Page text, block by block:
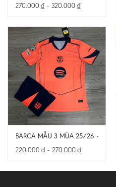
270.000₫ – 320.000₫Khoảng
giá:
đến
320.000 ₫
BARCA MẪU 3 MÙA 25/26 –
220.000₫ – 270.000₫Khoảng
giá: